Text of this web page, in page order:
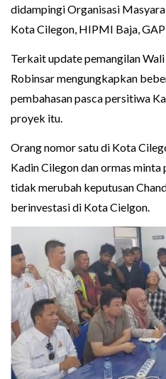
didampingi Organisasi
Kota Cilegon, HIPMI Baja,
Terkait update pemangilan
Robinsar mengungkapkan
pembahasan pasca persitiwa
proyek itu.
Orang nomor satu di Kota
Kadin Cilegon dan ormas
tidak merubah keputusan
berinvestasi di Kota Cielgon.